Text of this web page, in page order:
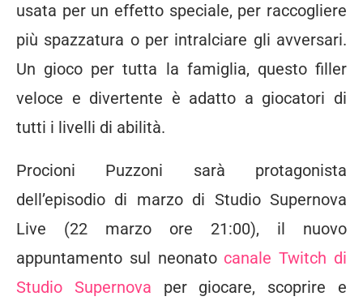
usata per un effetto speciale, per raccogliere
più spazzatura o per intralciare gli avversari.
Un gioco per tutta la famiglia, questo filler
veloce e divertente è adatto a giocatori di
tutti i livelli di abilità.
Procioni Puzzoni sarà protagonista
dell’episodio di marzo di Studio Supernova
Live (22 marzo ore 21:00), il nuovo
appuntamento sul neonato canale Twitch di
Studio Supernova per giocare, scoprire e